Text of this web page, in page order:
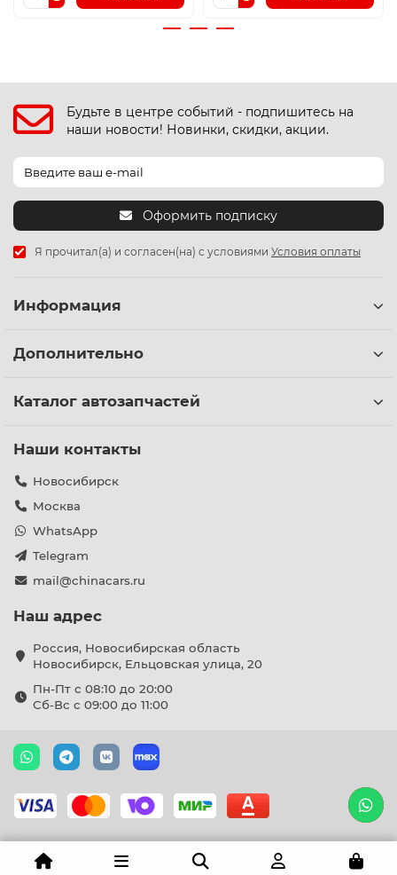
Будьте в центре событий - подпишитесь на
наши новости! Новинки, скидки, акции.
Оформить подписку
Я прочитал(а) и согласен(на) с условиями Условия оплаты
Информация
Дополнительно
Каталог автозапчастей
Наши контакты
Новосибирск
Москва
WhatsApp
Telegram
mail@chinacars.ru
Наш адрес
Россия, Новосибирская область
Новосибирск, Ельцовская улица, 20
Пн-Пт с 08:10 до 20:00
Сб-Вс с 09:00 до 11:00